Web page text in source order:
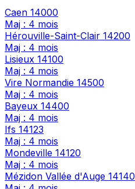
Caen 14000
Maj : 4 mois
Hérouville-Saint-Clair 14200
Maj : 4 mois
Lisieux 14100
Maj : 4 mois
Vire Normandie 14500
Maj : 4 mois
Bayeux 14400
Maj : 4 mois
Ifs 14123
Maj : 4 mois
Mondeville 14120
Maj : 4 mois
Mézidon Vallée d'Auge 14140